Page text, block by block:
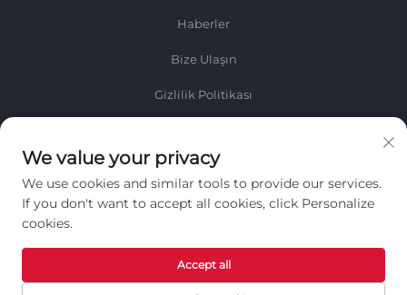
Haberler
Bize Ulaşın
Gizlilik Politikası
Haftalık bültenimizi almak için kaydolun
Gönder
We value your privacy
We use cookies and similar tools to provide our services.
If you don't want to accept all cookies, click Personalize
cookies.
Accept all